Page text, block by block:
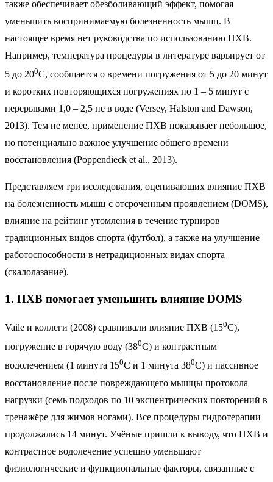
также обеспечивает обезболивающий эффект, помогая
уменьшить воспринимаемую болезненность мышц. В
настоящее время нет руководства по использованию ПХВ.
Например, температура процедуры в литературе варьирует от
5 до 200С, сообщается о времени погружения от 5 до 20 минут
и коротких повторяющихся погружениях по 1 – 5 минут с
перерывами 1,0 – 2,5 не в воде (Versey, Halston and Dawson,
2013). Тем не менее, применение ПХВ показывает небольшое,
но потенциально важное улучшение общего времени
восстановления (Poppendieck et al., 2013).
Представляем три исследования, оценивающих влияние ПХВ
на болезненность мышц с отсроченным проявлением (DOMS),
влияние на рейтинг утомления в течение турниров
традиционных видов спорта (футбол), а также на улучшение
работоспособности в нетрадиционных видах спорта
(скалолазание).
1. ПХВ помогает уменьшить влияние DOMS
Vaile и коллеги (2008) сравнивали влияние ПХВ (150С),
погружение в горячую воду (380С) и контрастным
водолечением (1 минута 150С и 1 минута 380С) и пассивное
восстановление после повреждающего мышцы протокола
нагрузки (семь подходов по 10 эксцентрических повторений в
тренажёре для жимов ногами). Все процедуры гидротерапии
продолжались 14 минут. Учёные пришли к выводу, что ПХВ и
контрастное водолечение успешно уменьшают
физиологические и функциональные факторы, связанные с